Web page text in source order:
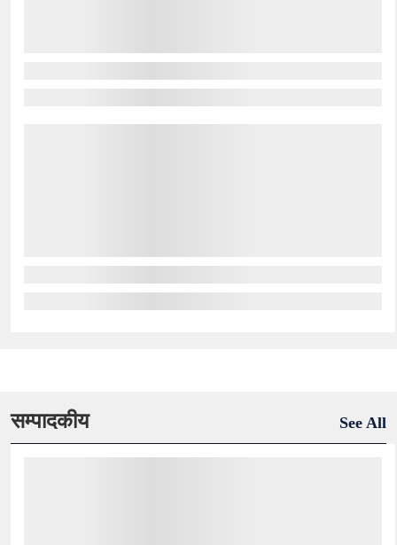
सम्पादकीय See All